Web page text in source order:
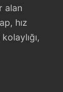
alan
hız